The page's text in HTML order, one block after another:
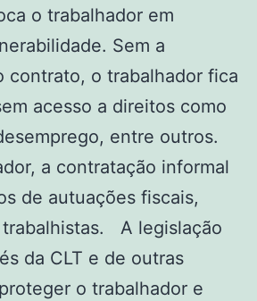
o trabalhador em
Sem a
contrato, o trabalhador fica
acesso a direitos como
entre outros.
a contratação informal
de autuações fiscais,
trabalhistas. A legislação
da CLT e de outras
o trabalhador e